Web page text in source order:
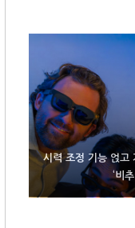
시력 조정 기능 얹고
‘비
D램 부족에 10억달
300~400달러 반